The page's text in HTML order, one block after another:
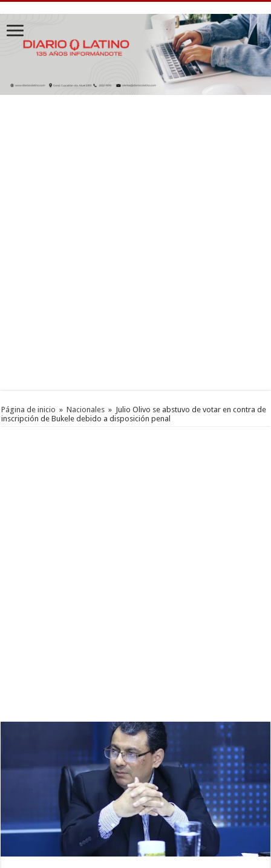
Página de inicio » Nacionales » Julio Olivo se abstuvo de votar en contra de
inscripción de Bukele debido a disposición penal